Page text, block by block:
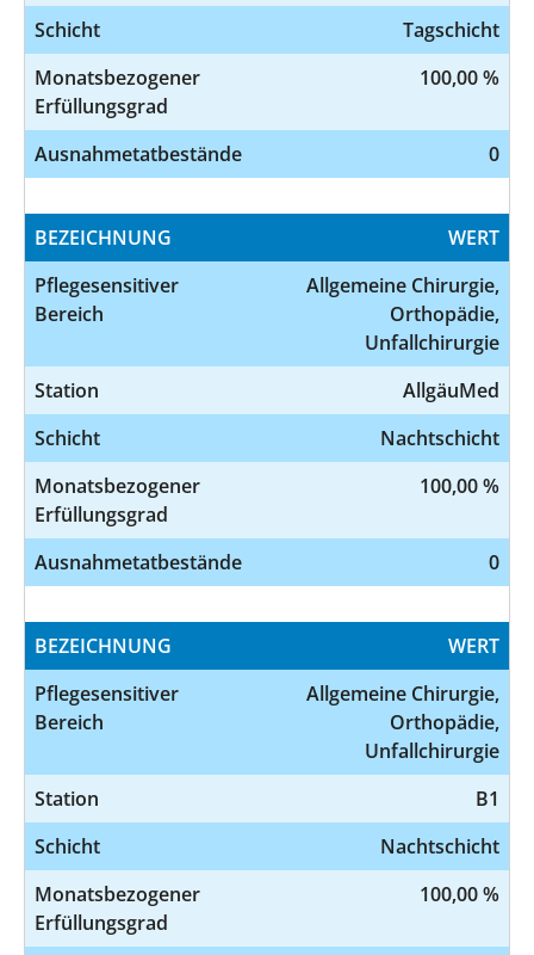
Schicht
Tagschicht
Monatsbezogener
Erfüllungsgrad
100,00 %
Ausnahmetatbestände 0
BEZEICHNUNG
WERT
Pflegesensitiver
Bereich
Allgemeine Chirurgie,
Orthopädie,
Unfallchirurgie
Station
AllgäuMed
Schicht
Nachtschicht
Monatsbezogener
Erfüllungsgrad
100,00 %
Ausnahmetatbestände 0
BEZEICHNUNG
WERT
Pflegesensitiver
Bereich
Allgemeine Chirurgie,
Orthopädie,
Unfallchirurgie
Station
B1
Schicht
Nachtschicht
Monatsbezogener
Erfüllungsgrad
100,00 %